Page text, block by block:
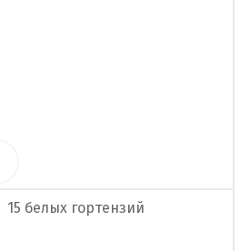
15 белых гортензий